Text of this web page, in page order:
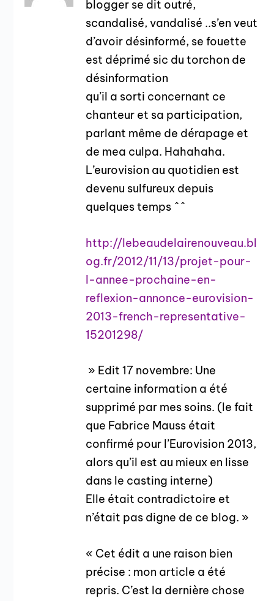
blogger se dit outré,
scandalisé, vandalisé ..s’en veut
d’avoir désinformé, se fouette
est déprimé sic du torchon de
désinformation
qu’il a sorti concernant ce
chanteur et sa participation,
parlant même de dérapage et
de mea culpa. Hahahaha.
L’eurovision au quotidien est
devenu sulfureux depuis
quelques temps ^^
http://lebeaudelairenouveau.bl
og.fr/2012/11/13/projet-pour-
l-annee-prochaine-en-
reflexion-annonce-eurovision-
2013-french-representative-
15201298/
» Edit 17 novembre: Une
certaine information a été
supprimé par mes soins. (le fait
que Fabrice Mauss était
confirmé pour l’Eurovision 2013,
alors qu’il est au mieux en lisse
dans le casting interne)
Elle était contradictoire et
n’était pas digne de ce blog. »
« Cet édit a une raison bien
précise : mon article a été
repris. C’est la dernière chose